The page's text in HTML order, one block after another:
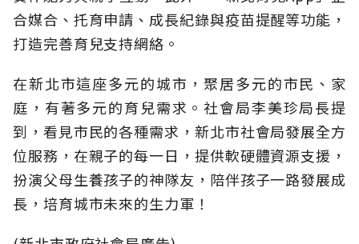
合媒合、托育申請、成長紀錄與疫苗提醒等功能，
打造完善育兒支持網絡。
在新北市這座多元的城市，聚居多元的市民、家
庭，有著多元的育兒需求。社會局李美珍局長提
到，看見市民的各種需求，新北市社會局發展全方
位服務，在親子的每一日，提供軟硬體資源支援，
扮演父母生養孩子的神隊友，陪伴孩子一路發展成
長，培育城市未來的生力軍！